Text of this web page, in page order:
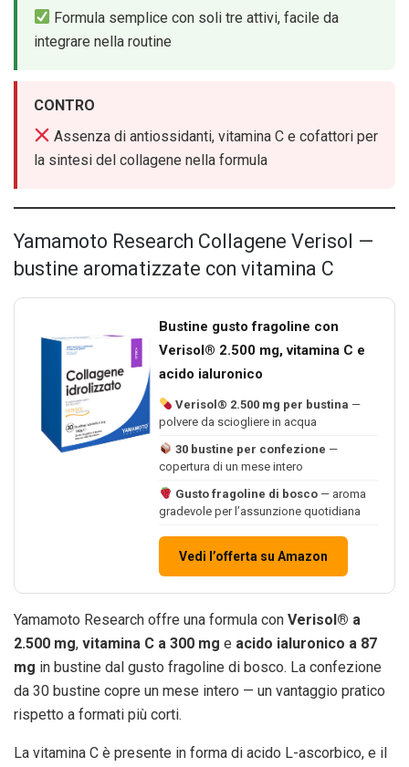
Formula semplice con soli tre attivi, facile da
integrare nella routine
CONTRO
Assenza di antiossidanti, vitamina C e cofattori per
la sintesi del collagene nella formula
Yamamoto Research Collagene Verisol —
bustine aromatizzate con vitamina C
Bustine gusto fragoline con
Verisol® 2.500 mg, vitamina C e
acido ialuronico
Verisol® 2.500 mg per bustina —
polvere da sciogliere in acqua
30 bustine per confezione —
copertura di un mese intero
Gusto fragoline di bosco— aroma
gradevole per l’assunzione quotidiana
Vedi l’offerta su Amazon
Yamamoto Research offre una formula con Verisol® a
2.500 mg, vitamina C a 300 mg e acido ialuronico a 87
mg in bustine dal gusto fragoline di bosco. La confezione
da 30 bustine copre un mese intero — un vantaggio pratico
rispetto a formati più corti.
La vitamina C è presente in forma di acido L-ascorbico, e il